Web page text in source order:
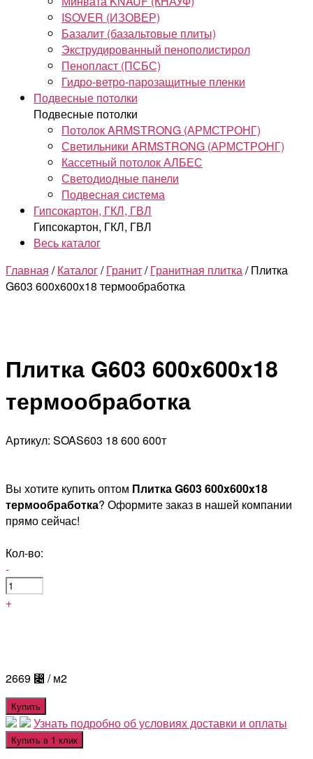
ISOVER (ИЗОВЕР)
Базалит (базальтовые плиты)
Экструдированный пенополистирол
Пенопласт (ПСБС)
Гидро-ветро-парозащитные пленки
Подвесные потолки
Подвесные потолки
Потолок ARMSTRONG (АРМСТРОНГ)
Светильники ARMSTRONG (АРМСТРОНГ)
Кассетный потолок АЛБЕС
Светодиодные панели
Подвесная система
Гипсокартон, ГКЛ, ГВЛ
Гипсокартон, ГКЛ, ГВЛ
Весь каталог
Главная /Каталог/Гранит/Гранитная плитка/ Плитка
G603 600x600x18 термообработка
Плитка G603 600x600x18
термообработка
Артикул: SOAS603 18 600 600т
Вы хотите купить оптом Плитка G603 600x600x18
термообработка? Оформите заказ в нашей компании
прямо сейчас!
Кол-во:
-
+
2669 ⃄ / м2
Купить
Узнать подробно об условиях доставки и оплаты
Купить в 1 клик